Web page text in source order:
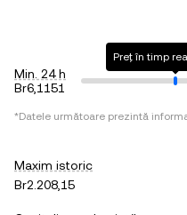
Min. 24 h
Br6,1151
Preț în timp
*Datele următoare prezintă
Maxim istoric
Br2.208,15